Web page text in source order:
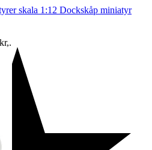
skala 1:12 Dockskåp miniatyr
,.